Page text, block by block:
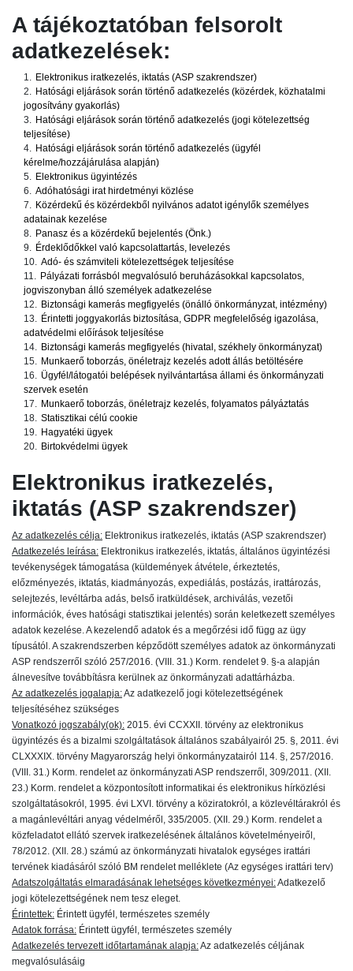
A tájékoztatóban felsorolt
adatkezelések:
1. Elektronikus iratkezelés, iktatás (ASP szakrendszer)
2. Hatósági eljárások során történő adatkezelés (közérdek, közhatalmi
jogosítvány gyakorlás)
3. Hatósági eljárások során történő adatkezelés (jogi kötelezettség
teljesítése)
4. Hatósági eljárások során történő adatkezelés (ügyfél
kérelme/hozzájárulása alapján)
5. Elektronikus ügyintézés
6. Adóhatósági irat hirdetményi közlése
7. Közérdekű és közérdekből nyilvános adatot igénylők személyes
adatainak kezelése
8. Panasz és a közérdekű bejelentés (Önk.)
9. Érdeklődőkkel való kapcsolattartás, levelezés
10. Adó- és számviteli kötelezettségek teljesítése
11. Pályázati forrásból megvalósuló beruházásokkal kapcsolatos,
jogviszonyban álló személyek adatkezelése
12. Biztonsági kamerás megfigyelés (önálló önkormányzat, intézmény)
13. Érintetti joggyakorlás biztosítása, GDPR megfelelőség igazolása,
adatvédelmi előírások teljesítése
14. Biztonsági kamerás megfigyelés (hivatal, székhely önkormányzat)
15. Munkaerő toborzás, önéletrajz kezelés adott állás betöltésére
16. Ügyfél/látogatói belépések nyilvántartása állami és önkormányzati
szervek esetén
17. Munkaerő toborzás, önéletrajz kezelés, folyamatos pályáztatás
18. Statisztikai célú cookie
19. Hagyatéki ügyek
20. Birtokvédelmi ügyek
Elektronikus iratkezelés,
iktatás (ASP szakrendszer)
Az adatkezelés célja: Elektronikus iratkezelés, iktatás (ASP szakrendszer)
Adatkezelés leírása: Elektronikus iratkezelés, iktatás, általános ügyintézési
tevékenységek támogatása (küldemények átvétele, érkeztetés,
előzményezés, iktatás, kiadmányozás, expediálás, postázás, irattározás,
selejtezés, levéltárba adás, belső iratküldések, archiválás, vezetői
információk, éves hatósági statisztikai jelentés) során keletkezett személyes
adatok kezelése. A kezelendő adatok és a megőrzési idő függ az ügy
típusától. A szakrendszerben képződött személyes adatok az önkormányzati
ASP rendszerről szóló 257/2016. (VIII. 31.) Korm. rendelet 9. §-a alapján
álnevesítve továbbításra kerülnek az önkormányzati adattárházba.
Az adatkezelés jogalapja:Az adatkezelő jogi kötelezettségének
teljesítéséhez szükséges
Vonatkozó jogszabály(ok): 2015. évi CCXXII. törvény az elektronikus
ügyintézés és a bizalmi szolgáltatások általános szabályairól 25. §, 2011. évi
CLXXXIX. törvény Magyarország helyi önkormányzatairól 114. §, 257/2016.
(VIII. 31.) Korm. rendelet az önkormányzati ASP rendszerről, 309/2011. (XII.
23.) Korm. rendelet a központosított informatikai és elektronikus hírközlési
szolgáltatásokról, 1995. évi LXVI. törvény a köziratokról, a közlevéltárakról és
a magánlevéltári anyag védelméről, 335/2005. (XII. 29.) Korm. rendelet a
közfeladatot ellátó szervek iratkezelésének általános követelményeiről,
78/2012. (XII. 28.) számú az önkormányzati hivatalok egységes irattári
tervének kiadásáról szóló BM rendelet melléklete (Az egységes irattári terv)
Adatszolgáltatás elmaradásának lehetséges következményei:Adatkezelő
jogi kötelezettségének nem tesz eleget.
Érintettek: Érintett ügyfél, természetes személy
Adatok forrása: Érintett ügyfél, természetes személy
Adatkezelés tervezett időtartamának alapja:Az adatkezelés céljának
megvalósulásáig